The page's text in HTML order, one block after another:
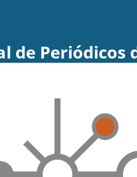
de Periódicos